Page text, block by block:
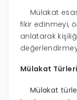
Mülakat
fikir edinmeyi,
anlatarak
Mülakat
Mülakat